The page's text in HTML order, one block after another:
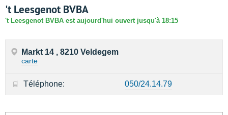
't Leesgenot BVBA
't Leesgenot BVBA est aujourd'hui ouvert jusqu'à 18:15
Markt 14 , 8210 Veldegem
carte
Téléphone: 050/24.14.79